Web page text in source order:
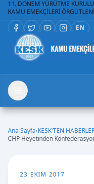
11. DÖNEM YÜRÜTME KURULU
KAMU EMEKÇİLERİ
EN
Ana Sayfa›KESK'TEN
CHP Heyetinden
23 EKIM 2017